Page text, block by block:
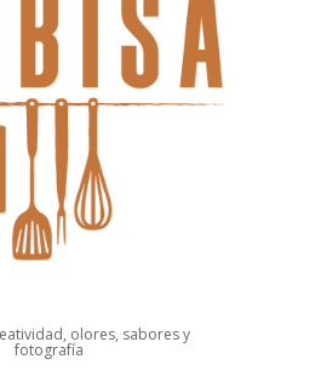
olores, sabores y
fotografía